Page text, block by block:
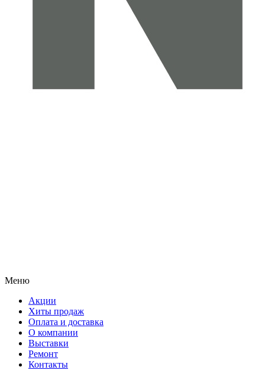
Меню
Акции
Хиты продаж
Оплата и доставка
О компании
Выставки
Ремонт
Контакты